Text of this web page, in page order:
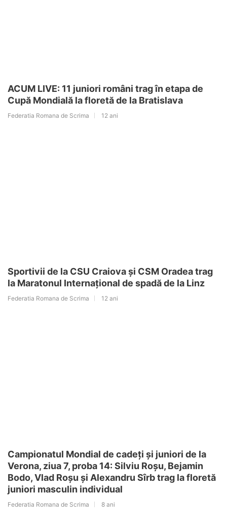
ACUM LIVE: 11 juniori români trag în etapa de
Cupă Mondială la floretă de la Bratislava
Federatia Romana de Scrima 12 ani
Sportivii de la CSU Craiova şi CSM Oradea trag
la Maratonul Internaţional de spadă de la Linz
Federatia Romana de Scrima 12 ani
Campionatul Mondial de cadeți și juniori de la
Verona, ziua 7, proba 14: Silviu Roșu, Bejamin
Bodo, Vlad Roșu și Alexandru Sîrb trag la floretă
juniori masculin individual
Federatia Romana de Scrima 8 ani